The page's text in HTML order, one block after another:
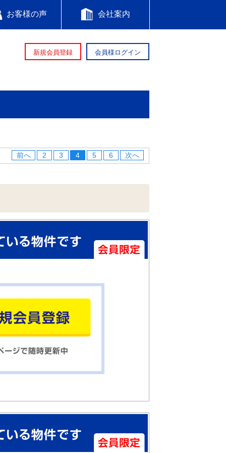
お客様の声 会社案内
新規会員登録 会員様ログイン
前へ 2 3 4 5 6 次へ